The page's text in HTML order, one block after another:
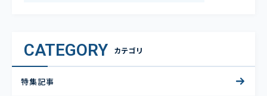
CATEGORY カテゴリ
特集記事